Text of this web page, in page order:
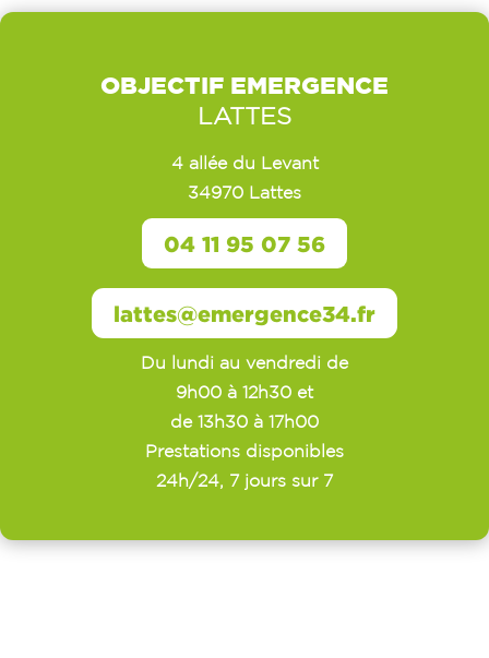
OBJECTIF EMERGENCE
LATTES
4 allée du Levant
34970 Lattes
Du lundi au vendredi de
9h00 à 12h30 et
de 13h30 à 17h00
Prestations disponibles
24h/24, 7 jours sur 7
lattes@emergence34.fr
04 11 95 07 56